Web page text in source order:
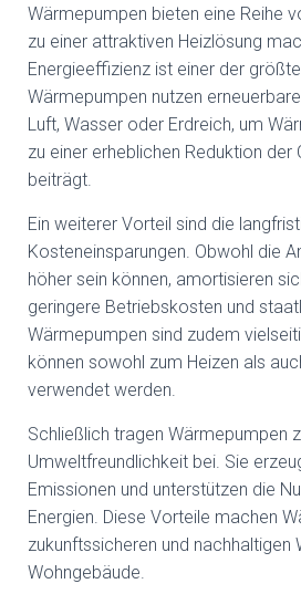
Wärmepumpen bieten eine Reihe
zu einer attraktiven Heizlösung
Energieeffizienz ist einer der
Wärmepumpen nutzen
Luft, Wasser oder Erdreich, um
zu einer erheblichen Reduktion der
beiträgt.
Ein weiterer Vorteil sind die
Kosteneinsparungen. Obwohl die
höher sein können, amortisieren
geringere Betriebskosten und
Wärmepumpen sind zudem
können sowohl zum Heizen als
verwendet werden.
Schließlich tragen Wärmepumpen
Umweltfreundlichkeit bei. Sie
Emissionen und unterstützen die
Energien. Diese Vorteile machen
zukunftssicheren und nachhaltigen
Wohngebäude.